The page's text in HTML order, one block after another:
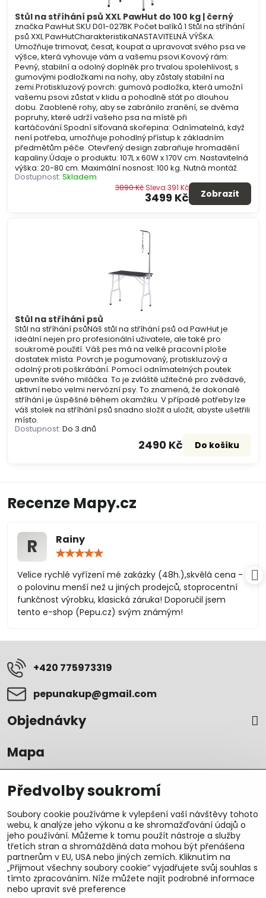
Stůl na stříhání psů XXL PawHut do 100 kg | černý
značka PawHut SKU D01-027BK Počet balíků 1 Stůl na stříhání
psů XXL PawHutCharakteristikaNASTAVITELNÁ VÝŠKA:
Umožňuje trimovat, česat, koupat a upravovat svého psa ve
výšce, která vyhovuje vám a vašemu psovi.Kovový rám:
Pevný, stabilní a odolný doplněk pro trvalou spolehlivost, s
gumovými podložkami na nohy, aby zůstaly stabilní na
zemi.Protiskluzový povrch: gumová podložka, která umožní
vašemu psovi zůstat v klidu a pohodlně stát po dlouhou
dobu. Zaoblené rohy, aby se zabránilo zranění, se dvěma
popruhy, které udrží vašeho psa na místě při
kartáčování.Spodní síťovaná skořepina: Odnímatelná, když
není potřeba, umožňuje pohodlný přístup k základním
předmětům péče. Otevřený design zabraňuje hromadění
kapaliny.Údaje o produktu: 107L x 60W x 170V cm. Nastavitelná
výška: 20-80 cm. Maximální nosnost: 100 kg. Nutná montáž.
Dostupnost: Skladem
3499 Kč
3890 KčSleva 391 Kč
Zobrazit
Stůl na stříhání psů
Stůl na stříhání psůNáš stůl na stříhání psů od PawHut je
ideální nejen pro profesionální uživatele, ale také pro
soukromé použití. Váš pes má na velké pracovní ploše
dostatek místa. Povrch je pogumovaný, protiskluzový a
odolný proti poškrábání. Pomocí odnímatelných poutek
upevníte svého miláčka. To je zvláště užitečné pro zvědavé,
aktivní nebo velmi nervózní psy. To znamená, že dokonalé
stříhání je úspěšné během okamžiku. V případě potřeby lze
váš stolek na stříhání psů snadno složit a uložit, abyste ušetřili
místo.
Dostupnost: Do 3 dnů
2490 Kč Do košíku
Recenze Mapy.cz
R Rainy
/
5
Velice rychlé vyřízení mé zakázky (48h.),skvělá cena -
o polovinu menší než u jiných prodejců, stoprocentní
funkčnost výrobku, klasická záruka! Doporučil jsem
tento e-shop (Pepu.cz) svým známým!
+420 775973319
pepunakup​@gmail​.com
Objednávky
Mapa
Předvolby soukromí
Soubory cookie používáme k vylepšení vaší návštěvy tohoto
webu, k analýze jeho výkonu a ke shromažďování údajů o
jeho používání. Můžeme k tomu použít nástroje a služby
třetích stran a shromážděná data mohou být přenášena
partnerům v EU, USA nebo jiných zemích. Kliknutím na
„Přijmout všechny soubory cookie“ vyjadřujete svůj souhlas s
tímto zpracováním. Níže můžete najít podrobné informace
nebo upravit své preference